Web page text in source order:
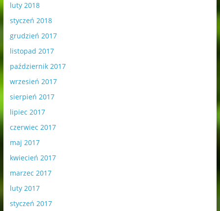
luty 2018
styczeń 2018
grudzień 2017
listopad 2017
październik 2017
wrzesień 2017
sierpień 2017
lipiec 2017
czerwiec 2017
maj 2017
kwiecień 2017
marzec 2017
luty 2017
styczeń 2017